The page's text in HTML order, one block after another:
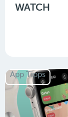
WATCH
App Tipps